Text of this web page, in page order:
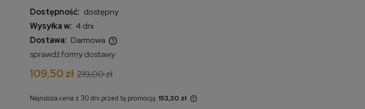
Dostępność: dostępny
Wysyłka w: 4 dni
Dostawa: Darmowa
kosztów płatności
sprawdź formy dostawy
109,50 zł 219,00 zł
Najniższa cena z 30 dni przed tą promocją: 153,30 zł